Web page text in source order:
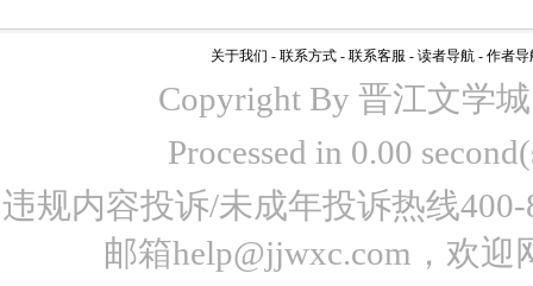
关于我们 - 联系方式 - 联系客服 - 读者导航 - 作者导
Copyright By 晋江文学
Processed in 0.00
违规内容投诉/未成年投诉热线
邮箱help@jjwxc.com，欢